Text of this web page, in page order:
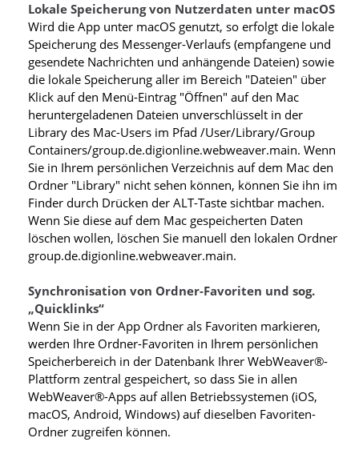
Lokale Speicherung von Nutzerdaten unter macOS
Wird die App unter macOS genutzt, so erfolgt die lokale
Speicherung des Messenger-Verlaufs (empfangene und
gesendete Nachrichten und anhängende Dateien) sowie
die lokale Speicherung aller im Bereich "Dateien" über
Klick auf den Menü-Eintrag "Öffnen" auf den Mac
heruntergeladenen Dateien unverschlüsselt in der
Library des Mac-Users im Pfad /User/Library/Group
Containers/group.de.digionline.webweaver.main. Wenn
Sie in Ihrem persönlichen Verzeichnis auf dem Mac den
Ordner "Library" nicht sehen können, können Sie ihn im
Finder durch Drücken der ALT-Taste sichtbar machen.
Wenn Sie diese auf dem Mac gespeicherten Daten
löschen wollen, löschen Sie manuell den lokalen Ordner
group.de.digionline.webweaver.main.
Synchronisation von Ordner-Favoriten und sog.
„Quicklinks“
Wenn Sie in der App Ordner als Favoriten markieren,
werden Ihre Ordner-Favoriten in Ihrem persönlichen
Speicherbereich in der Datenbank Ihrer WebWeaver®-
Plattform zentral gespeichert, so dass Sie in allen
WebWeaver®-Apps auf allen Betriebssystemen (iOS,
macOS, Android, Windows) auf dieselben Favoriten-
Ordner zugreifen können.